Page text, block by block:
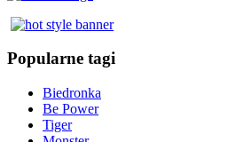
Popularne tagi
Biedronka
Be Power
Tiger